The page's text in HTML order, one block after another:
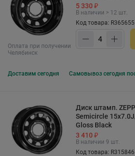
Оплата при получении
Челябинск
5 330 ₽
В наличии > 12 шт.
Код товара: R365655
Доставим сегодня Самовывоз сегодня
Диск штамп.
Semicircle
Gloss Black
3 410 ₽
В наличии 9 шт.
Код товара: R315846